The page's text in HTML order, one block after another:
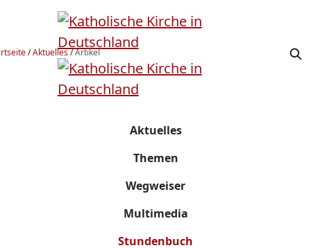
/Aktuelles/Artikel
Aktuelles
Themen
Wegweiser
Multimedia
Stundenbuch